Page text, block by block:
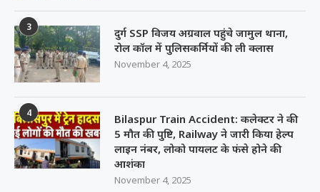
3
दुर्ग SSP विजय अग्रवाल पहुंचे जामुल थाना,
रोल कॉल में पुलिसकर्मियों की ली क्लास
November 4, 2025
4
Bilaspur Train Accident: कलेक्टर ने की
5 मौत की पुष्टि, Railway ने जारी किया हेल्प
लाइन नंबर, लोको पायलट के फंसे होने की
आशंका
November 4, 2025